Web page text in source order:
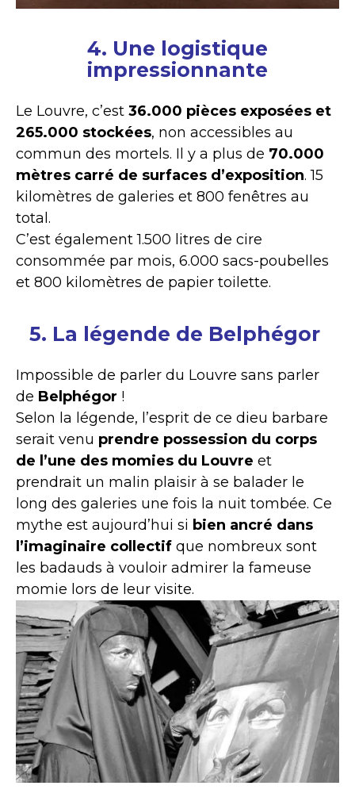
4. Une logistique
impressionnante
Le Louvre, c’est 36.000 pièces exposées et
265.000 stockées, non accessibles au
commun des mortels. Il y a plus de 70.000
mètres carré de surfaces d’exposition. 15
kilomètres de galeries et 800 fenêtres au
total.
C’est également 1.500 litres de cire
consommée par mois, 6.000 sacs-poubelles
et 800 kilomètres de papier toilette.
5. La légende de Belphégor
Impossible de parler du Louvre sans parler
de Belphégor !
Selon la légende, l’esprit de ce dieu barbare
serait venu prendre possession du corps
de l’une des momies du Louvre et
prendrait un malin plaisir à se balader le
long des galeries une fois la nuit tombée. Ce
mythe est aujourd’hui si bien ancré dans
l’imaginaire collectif que nombreux sont
les badauds à vouloir admirer la fameuse
momie lors de leur visite.